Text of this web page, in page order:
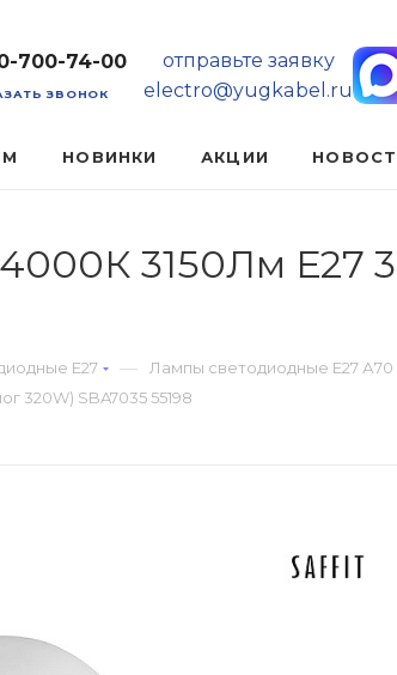
700-74-00
ЗВОНОК
отправьте заявку
electro@yugkabel.ru
НОВИНКИ АКЦИИ
3150Лм Е27
Е27 — Лампы светодиодные Е27 А70
320W) SBA7035 55198